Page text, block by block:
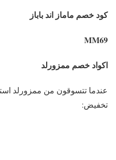
كود خصم ماماز اند باباز
MM69
اكواد خصم ممزورلد
عندما تتسوقون من ممزورلد
تخفيض: